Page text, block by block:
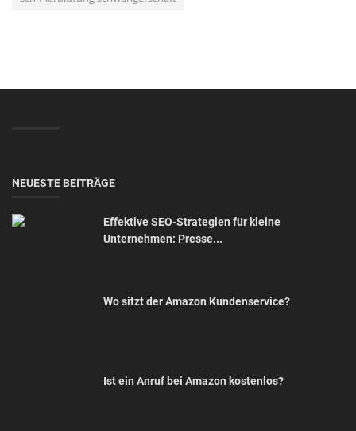
NEUESTE BEITRÄGE
Effektive SEO-Strategien für kleine
Unternehmen: Presse...
Wo sitzt der Amazon Kundenservice?
Ist ein Anruf bei Amazon kostenlos?